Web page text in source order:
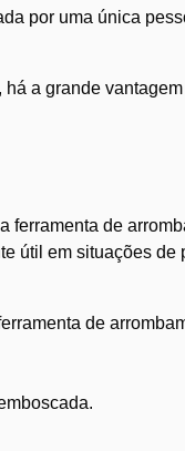
por uma única
a grande
ferramenta de
útil em situações
de